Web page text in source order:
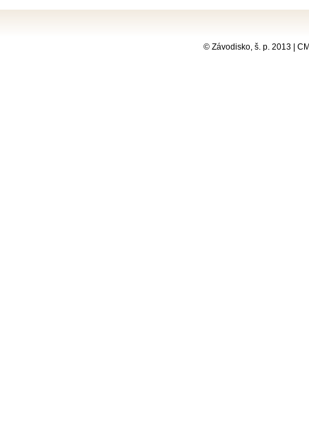
© Závodisko, š. p. 2013 |